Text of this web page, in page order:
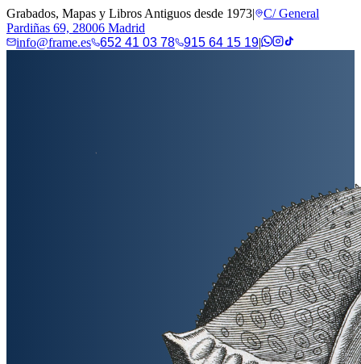
Grabados, Mapas y Libros Antiguos desde 1973|
C/ General
Pardiñas 69, 28006 Madrid
info@frame.es
652 41 03 78 915 64 15 19|